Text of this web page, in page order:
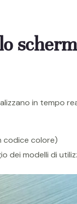
in tempo
codice colore)
dei modelli di